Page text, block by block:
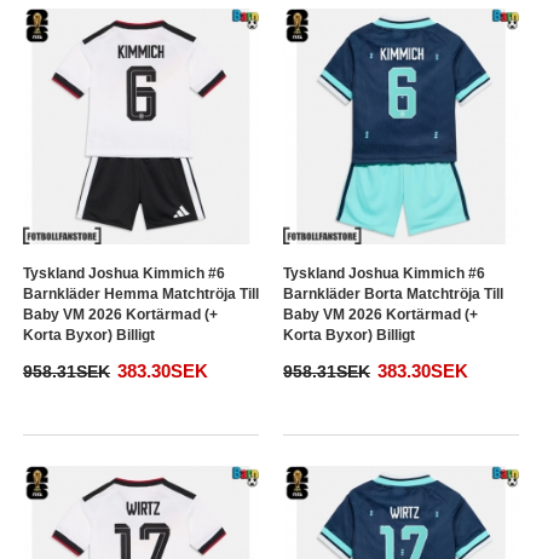
Tyskland Joshua Kimmich #6
Barnkläder Hemma Matchtröja Till
Baby VM 2026 Kortärmad (+
Korta Byxor) Billigt
958.31SEK 383.30SEK
Tyskland Joshua Kimmich #6
Barnkläder Borta Matchtröja Till
Baby VM 2026 Kortärmad (+
Korta Byxor) Billigt
958.31SEK 383.30SEK